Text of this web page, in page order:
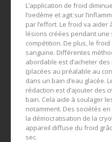
L’application de froid
l’oedème et agit sur
par l’effort. Le froid va
lésions créées pendant
compétition. De plus, le
sanguine. Différentes
abordable est d’acheter
(placées au préalable au
dans un bain d’eau glacée.
rédaction est d’ajouter des
bain. Cela aide à soulager
notamment. Des sociétés
la démocratisation de la
appareil diffuse du froid
sec.